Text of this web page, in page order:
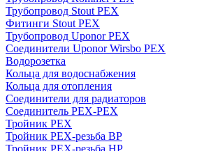
Трубопровод Stout PEX
Фитинги Stout PEX
Трубопровод Uponor PEX
Соединители Uponor Wirsbo PEX
Водорозетка
Кольца для водоснабжения
Кольца для отопления
Соединители для радиаторов
Соединитель PEX-PEX
Тройник PEX
Тройник PEX-резьба ВР
Тройник PEX-резьба НР